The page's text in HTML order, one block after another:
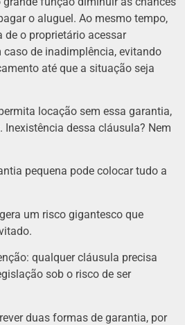
o aluguel. Ao mesmo tempo,
de o proprietário acessar
de inadimplência, evitando
até que a situação seja
locação sem essa garantia,
Inexistência dessa cláusula? Nem
pequena pode colocar tudo a
um risco gigantesco que
qualquer cláusula precisa
sob o risco de ser
duas formas de garantia, por